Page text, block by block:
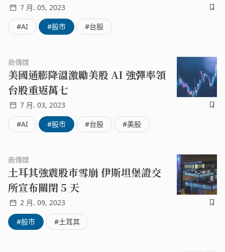
成交量約 3900 億元。圖片來源：翻攝奇摩股市台積電早盤
最高至 589 元，盤中翻黑來到 582 元，聯電、聯發科、台
達電在平盤下震盪，鴻海跌幅逾 1% 至 108.5 元。美中科技
服務，導致 AI 族群早盤集體回檔，世芯 - KY 一度打入跌
停，創意下跌約 2%，緯穎下挫近 4%，緯創失守百元關
卡，不過盤中買盤挺進，AI 指標股跌勢收斂。緯創今日除
權息 2.6 元，盤中翻紅來到 104 元，填息近在咫尺。圖片
來源：翻攝奇摩股市部分資金也湧入觀光、車電、太陽能等
補漲族群。航空雙雄短暫整理後、今天再度高飛；車電指標
股康舒正式完成 ABB 電源轉換事業收購，股價強漲逾 7%，
6%。圖片來源：翻攝玩股網分析師表示，台積電 20 日將舉
辦法說會，在此前市場對其將釋出之展望持觀望態度，加上
美國聯準會後續升息決策還是讓市場感到擔憂，因此在外資
買盤縮手下，台股有機會轉由內資主導。目前台股守穩萬七
關卡、有利多方控盤，不過新台幣未轉強，後續仍應留意籌
碼面。短線可留意 7 月生技月題材加持的生技類股，以及
7 月. 05, 2023
#AI
#股市 #台股
商傳媒
美國通膨降溫激勵美股 AI 強彈率領
台股重返萬七
7 月. 03, 2023
#AI
#股市 #台股 #美股
商傳媒
土耳其強震股市雪崩 伊斯坦堡證交
所宣布關閉 5 天
2 月. 09, 2023
#股市
#土耳其